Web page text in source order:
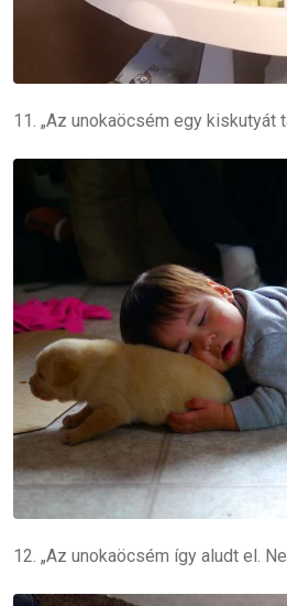
11. „Az unokaöcsém egy kiskutyát
12. „Az unokaöcsém így aludt el.